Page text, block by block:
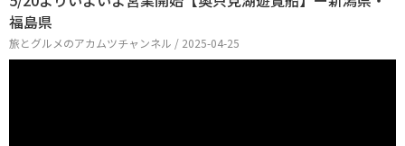
福島県
旅とグルメのアカムツチャンネル / 2025-04-25